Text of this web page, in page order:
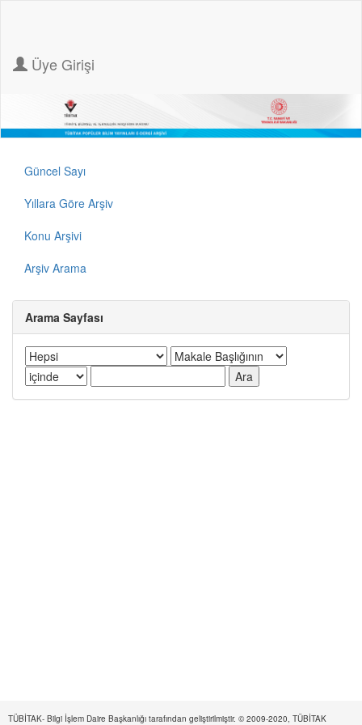
Üye Girişi
Güncel Sayı
Yıllara Göre Arşiv
Konu Arşivi
Arşiv Arama
Arama Sayfası
TÜBİTAK- Bilgi İşlem Daire Başkanlığı tarafından geliştirilmiştir. © 2009-2020, TÜBİTAK